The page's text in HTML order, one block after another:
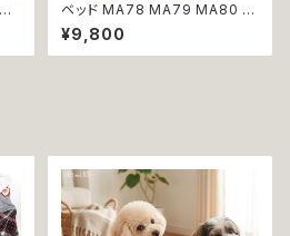
ベッド MA78 MA79 MA80 M
A81 ハウス パープル ネイビー
ピンク ブラウン ドット ☆ 三角
屋根 犬 猫 ペット ベッド 紫 水
¥9,800